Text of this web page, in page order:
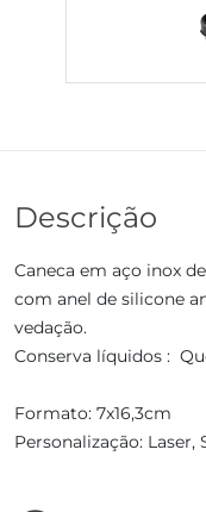
Descrição
Caneca em aço inox
com anel de silicone
vedação.
Conserva líquidos :
Formato: 7x16,3cm
Personalização: